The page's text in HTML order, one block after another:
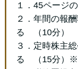
１．45ページ
２．年間の報
る （10分）
３．定時株主
る （15分）※